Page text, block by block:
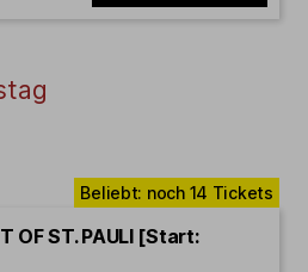
OF ST. PAULI [Start: